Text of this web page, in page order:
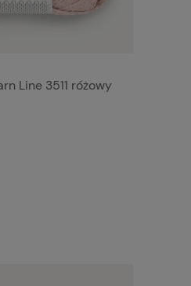
Line 3511 różowy